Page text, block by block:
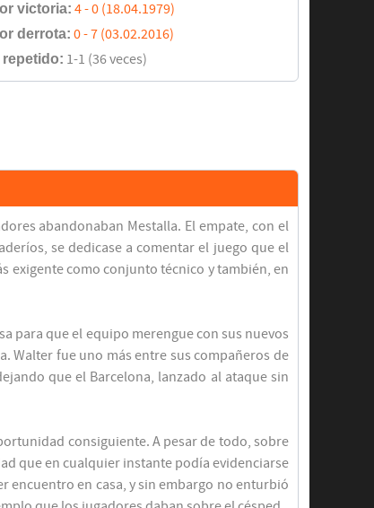
victoria: 4 - 0 (18.04.1979)
derrota: 0 - 7 (03.02.2016)
repetido: 1-1 (36 veces)
abandonaban Mestalla. El empate, con el
se dedicase a comentar el juego que el
exigente como conjunto técnico y también, en
para que el equipo merengue con sus nuevos
Walter fue uno más entre sus compañeros de
que el Barcelona, lanzado al ataque sin
consiguiente. A pesar de todo, sobre
que en cualquier instante podía evidenciarse
encuentro en casa, y sin embargo no enturbió